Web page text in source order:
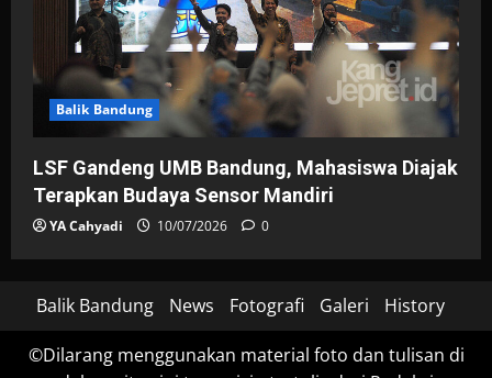
Balik Bandung
LSF Gandeng UMB Bandung, Mahasiswa Diajak
Terapkan Budaya Sensor Mandiri
YA Cahyadi 10/07/2026 0
Balik Bandung News Fotografi Galeri History
©Dilarang menggunakan material foto dan tulisan di